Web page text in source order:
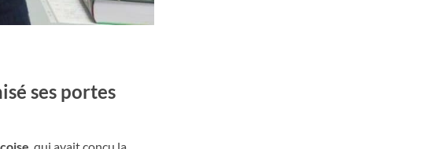
ses portes
, qui avait conçu la